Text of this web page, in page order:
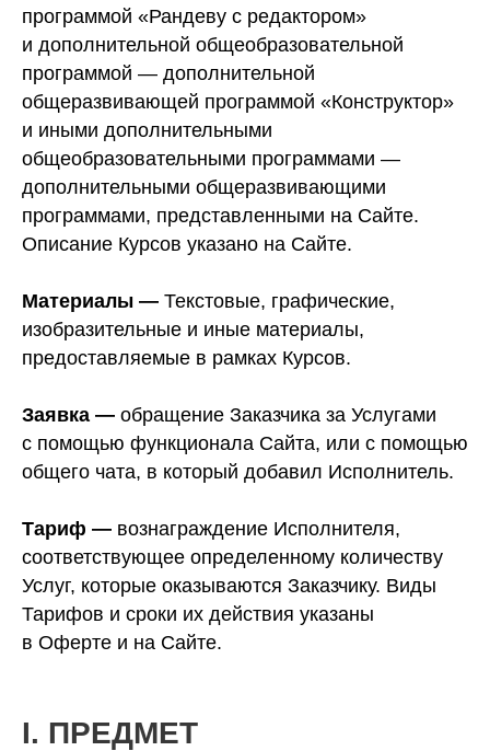
программой «Рандеву с редактором»
и дополнительной общеобразовательной
программой — дополнительной
общеразвивающей программой «Конструктор»
и иными дополнительными
общеобразовательными программами —
дополнительными общеразвивающими
программами, представленными на Сайте.
Описание Курсов указано на Сайте.
Материалы — Текстовые, графические,
изобразительные и иные материалы,
предоставляемые в рамках Курсов.
Заявка — обращение Заказчика за Услугами
с помощью функционала Сайта, или с помощью
общего чата, в который добавил Исполнитель.
Тариф — вознаграждение Исполнителя,
соответствующее определенному количеству
Услуг, которые оказываются Заказчику. Виды
Тарифов и сроки их действия указаны
в Оферте и на Сайте.
I. ПРЕДМЕТ